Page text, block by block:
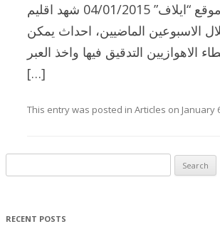
يوسف عزيزي موقع “ايلاف” 04/01/2015 شهد اقليم
الاسبوعين الماضيين، احداث يمكن
الاهوازيين التدقيق فيها واخذ العبر
[…]
This entry was posted in Articles on January
RECENT POSTS